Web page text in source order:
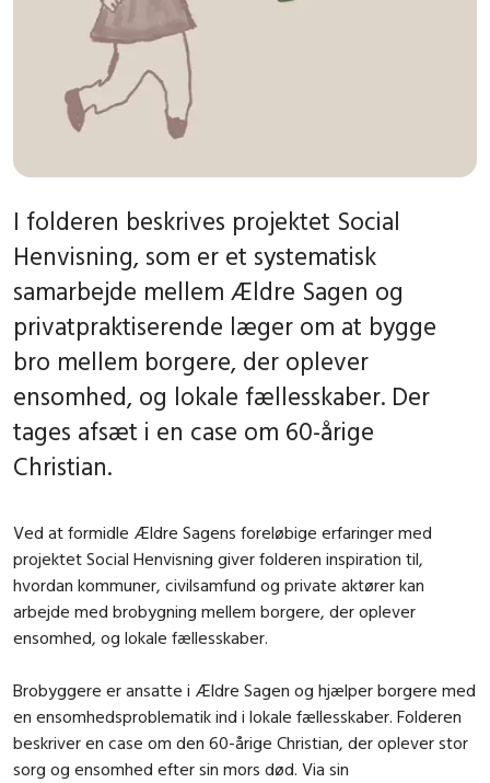
I folderen beskrives projektet Social
Henvisning, som er et systematisk
samarbejde mellem Ældre Sagen og
privatpraktiserende læger om at bygge
bro mellem borgere, der oplever
ensomhed, og lokale fællesskaber. Der
tages afsæt i en case om 60-årige
Christian.
Ved at formidle Ældre Sagens foreløbige erfaringer med
projektet Social Henvisning giver folderen inspiration til,
hvordan kommuner, civilsamfund og private aktører kan
arbejde med brobygning mellem borgere, der oplever
ensomhed, og lokale fællesskaber.
Brobyggere er ansatte i Ældre Sagen og hjælper borgere med
en ensomhedsproblematik ind i lokale fællesskaber. Folderen
beskriver en case om den 60-årige Christian, der oplever stor
sorg og ensomhed efter sin mors død. Via sin